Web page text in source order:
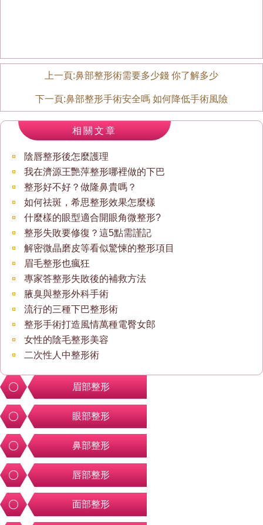
上一頁:鼻部整形術需要多少錢 你了解多少
下一頁:鼻部整形手術安全嗎 如何降低手術風險
相關文章
陰唇整形後怎麼護理
我在濟源王艷萍整形哪裡做的下巴
整形好不好？做隆鼻貴嗎？
如何祛斑，希思整形效果怎麼樣
什麼樣的眼型適合開眼角微整形?
整形失敗要修復？這5點需謹記
解密微晶磨皮等看似驚悚的整形項目
眉毛整形也瘋狂
專家答整形失敗後的補救方法
腋臭與整形外科手術
流行的三種下巴整形術
整形手術打造風情萬種電臀女郎
女性的陰毛整形美容
二次性人中整形術
眉部整形
眼部整形
鼻部整形
唇部整形
面部整形